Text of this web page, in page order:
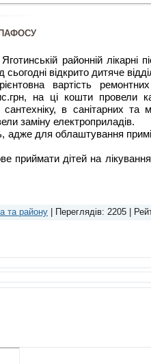
районній лікарні
сьогодні відкрито дитяче
вартість
на ці кошти провели
в санітарних та
заміну електроприладів.
адже для облаштування
приймати дітей на
та району Переглядів: 2205 |